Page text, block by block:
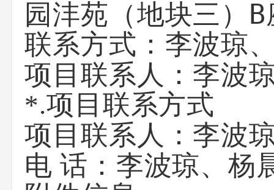
园沣苑（地块三）
联系方式： 李波琼
项目联系人： 李波
*.项目联系方式
项目联系人： 李波
电 话： 李波琼、杨